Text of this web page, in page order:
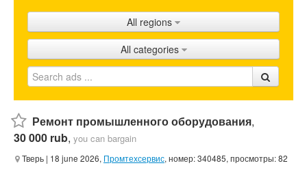
Shops
Promotion
FAQ
Blog
All regions
All categories
Ремонт промышленного оборудования,
30 000 rub, you can bargain
Тверь | 18 june 2026, Промтехсервис, номер: 340485, просмотры: 82